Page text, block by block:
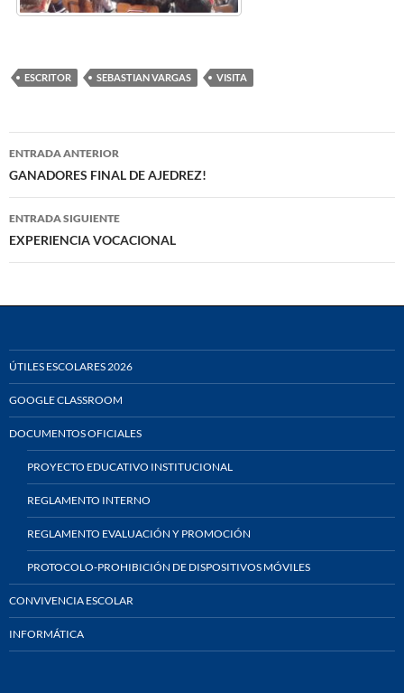
ESCRITOR SEBASTIAN VARGAS VISITA
Navegación
de
entradas
ENTRADA ANTERIOR
GANADORES FINAL DE AJEDREZ!
ENTRADA SIGUIENTE
EXPERIENCIA VOCACIONAL
ÚTILES ESCOLARES 2026
GOOGLE CLASSROOM
DOCUMENTOS OFICIALES
PROYECTO EDUCATIVO INSTITUCIONAL
REGLAMENTO INTERNO
REGLAMENTO EVALUACIÓN Y PROMOCIÓN
PROTOCOLO-PROHIBICIÓN DE DISPOSITIVOS MÓVILES
CONVIVENCIA ESCOLAR
INFORMÁTICA